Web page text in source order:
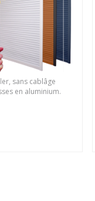
sans cablâge
en aluminium.